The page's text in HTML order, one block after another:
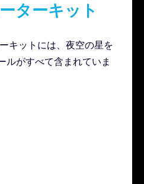
ターキット
キットには、夜空の星を
ルがすべて含まれていま